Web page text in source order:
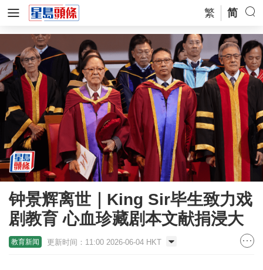
繁 简
钟景辉离世｜King Sir毕生致力戏
剧教育 心血珍藏剧本文献捐浸大
教育新闻 更新时间：11:00 2026-06-04 HKT